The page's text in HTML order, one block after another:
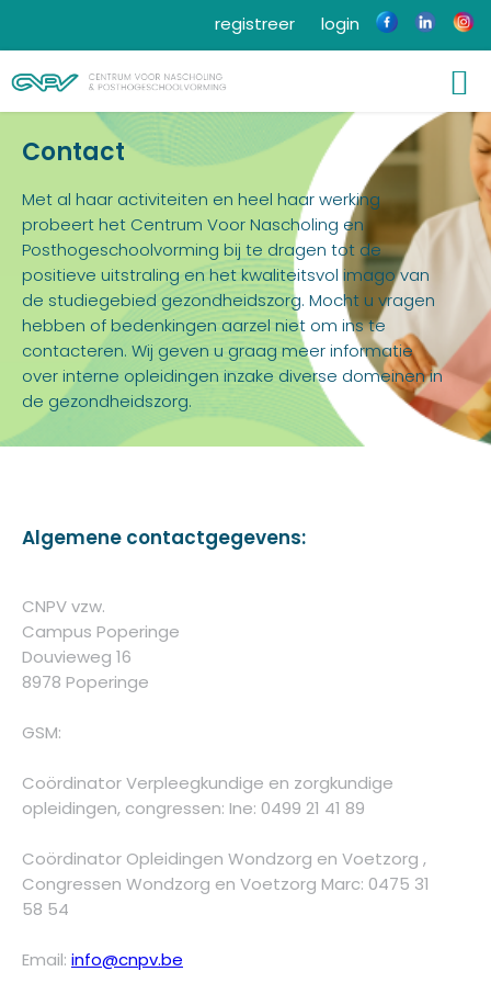
login
registreer
Contact
Met al haar activiteiten en heel haar werking
probeert het Centrum Voor Nascholing en
Posthogeschoolvorming bij te dragen tot de
positieve uitstraling en het kwaliteitsvol imago van
de studiegebied gezondheidszorg. Mocht u vragen
hebben of bedenkingen aarzel niet om ins te
contacteren. Wij geven u graag meer informatie
over interne opleidingen inzake diverse domeinen in
de gezondheidszorg.
Algemene contactgegevens:
CNPV vzw.
Campus Poperinge
Douvieweg 16
8978 Poperinge
GSM:
Coördinator Verpleegkundige en zorgkundige
opleidingen, congressen: Ine: 0499 21 41 89
Coördinator Opleidingen Wondzorg en Voetzorg ,
Congressen Wondzorg en Voetzorg Marc: 0475 31
58 54
Email: info@cnpv.be